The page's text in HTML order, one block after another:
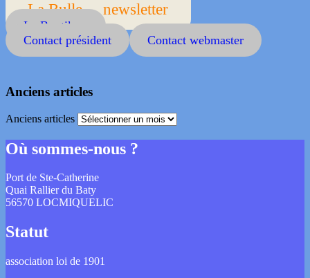
La Bulle ... newsletter
La Boutik ...
Contact président
Contact webmaster
Anciens articles
Anciens articles
Où sommes-nous ?
Port de Ste-Catherine
Quai Rallier du Baty
56570 LOCMIQUELIC
Statut
association loi de 1901